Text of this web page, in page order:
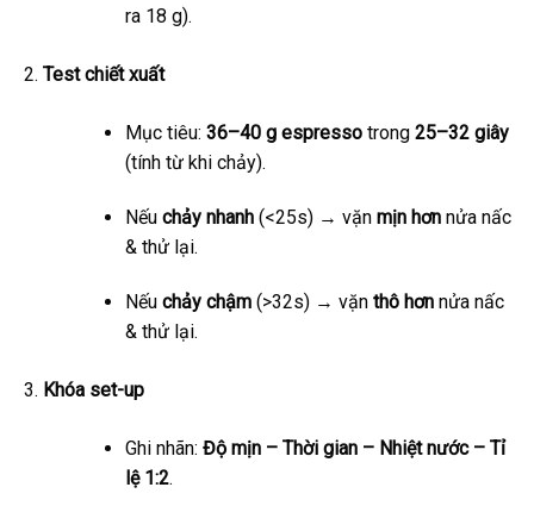
ra 18 g).
Test chiết xuất
Mục tiêu: 36–40 g espressotrong 25–32 giây
(tính từ khi chảy).
Nếu chảy nhanh(<25s) → vặn mịn hơnnửa nấc
& thử lại.
Nếu chảy chậm(>32s) → vặn thô hơnnửa nấc
& thử lại.
Khóa set-up
Ghi nhãn: Độ mịn – Thời gian – Nhiệt nước – Tỉ
lệ 1:2.